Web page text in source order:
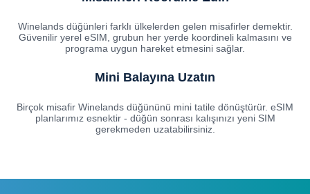
Winelands düğünleri farklı ülkelerden gelen misafirler demektir.
Güvenilir yerel eSIM, grubun her yerde koordineli kalmasını ve
programa uygun hareket etmesini sağlar.
Mini Balayına Uzatın
Birçok misafir Winelands düğününü mini tatile dönüştürür. eSIM
planlarımız esnektir - düğün sonrası kalışınızı yeni SIM
gerekmeden uzatabilirsiniz.